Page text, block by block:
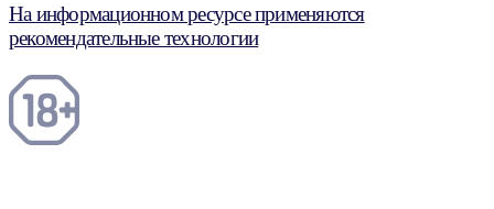
На информационном ресурсе применяются
рекомендательные технологии